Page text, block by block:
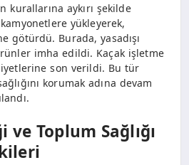
kurallarına aykırı şekilde
yükleyerek,
götürdü. Burada, yasadışı
imha edildi. Kaçak işletme
son verildi. Bu tür
korumak adına devam
ve Toplum Sağlığı